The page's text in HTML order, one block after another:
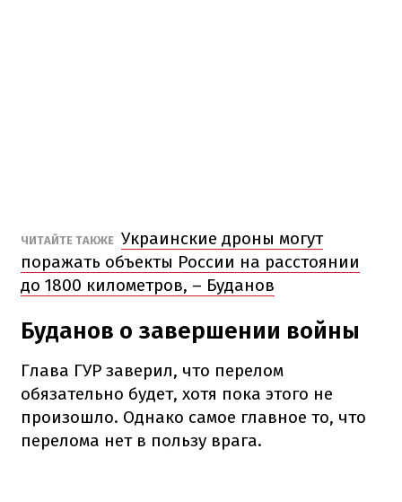
ЧИТАЙТЕ ТАКЖЕ Украинские дроны могут
поражать объекты России на расстоянии
до 1800 километров, – Буданов
Буданов о завершении войны
Глава ГУР заверил, что перелом
обязательно будет, хотя пока этого не
произошло. Однако самое главное то, что
перелома нет в пользу врага.